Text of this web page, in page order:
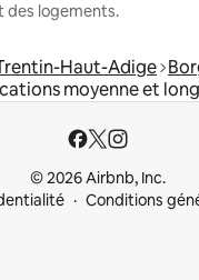
des logements.
Haut-Adige
moyenne et
© 2026 Airbnb, Inc.
Conditions